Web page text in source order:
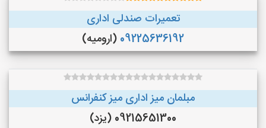
تعمیرات صندلی اداری
09225636192 (ارومیه)
مبلمان میز اداری میز کنفرانس
09215651300 (یزد)